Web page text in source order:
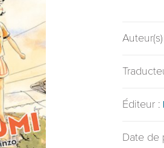
Éditeur :
Date de